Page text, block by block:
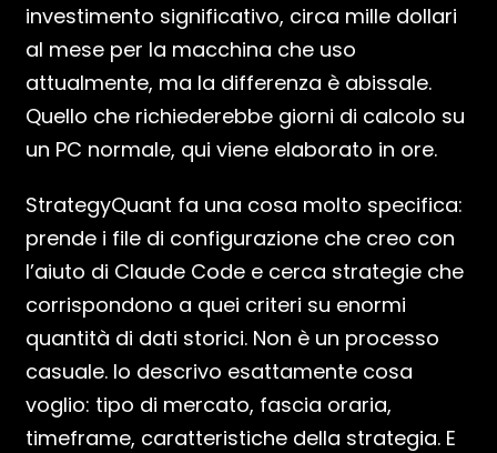
investimento significativo, circa mille dollari
al mese per la macchina che uso
attualmente, ma la differenza è abissale.
Quello che richiederebbe giorni di calcolo su
un PC normale, qui viene elaborato in ore.
StrategyQuant fa una cosa molto specifica:
prende i file di configurazione che creo con
l’aiuto di Claude Code e cerca strategie che
corrispondono a quei criteri su enormi
quantità di dati storici. Non è un processo
casuale. Io descrivo esattamente cosa
voglio: tipo di mercato, fascia oraria,
timeframe, caratteristiche della strategia. E